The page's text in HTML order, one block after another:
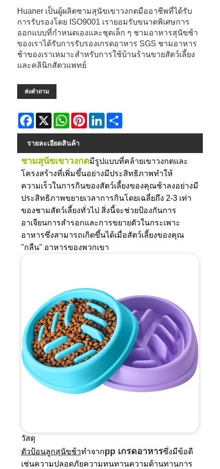
Huaner เป็นผู้ผลิตชามสุนัขเขาวงกตมืออาชีพที่ได้รับ
การรับรองโดย ISO9001 เรายอมรับขนาดพิเศษการ
ออกแบบที่กำหนดเองและชุดเล็ก ๆ ชามอาหารสุนัขช้า
ของเราได้รับการรับรองเกรดอาหาร SGS ชามอาหาร
ช้าของเราเหมาะสำหรับการใช้บ้านร้านขายสัตว์เลี้ยง
และคลินิกสัตวแพทย์
ส่งคำถาม
Facebook
X WhatsAppPinterestLinkedIn
รายละเอียดสินค้า
ชามสุนัขเขาวงกตมีรูปแบบที่คล้ายเขาวงกตและ
โครงสร้างที่เพิ่มขึ้นอย่างมีประสิทธิภาพทำให้
ความเร็วในการกินของสัตว์เลี้ยงของคุณช้าลงอย่างมี
ประสิทธิภาพขยายเวลาการกินโดยเฉลี่ยถึง 2-3 เท่า
ของชามสัตว์เลี้ยงทั่วไป สิ่งนี้จะช่วยป้องกันการ
อาเจียนการสำรอกและการขยายตัวในกระเพาะ
อาหารซึ่งสามารถเกิดขึ้นได้เมื่อสัตว์เลี้ยงของคุณ
"กลืน" อาหารของพวกเขา
วัสดุ
ตัวป้อนลูกสุนัขช้าทำจากpp เกรดอาหารซึ่งมีข้อดี
เช่นความปลอดภัยความทนทานความต้านทานการ